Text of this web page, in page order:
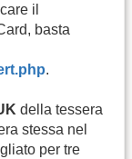
il
basta
.
della tessera
stessa nel
per tre